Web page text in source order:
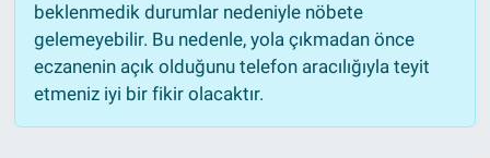
beklenmedik durumlar nedeniyle nöbete
gelemeyebilir. Bu nedenle, yola çıkmadan önce
eczanenin açık olduğunu telefon aracılığıyla teyit
etmeniz iyi bir fikir olacaktır.